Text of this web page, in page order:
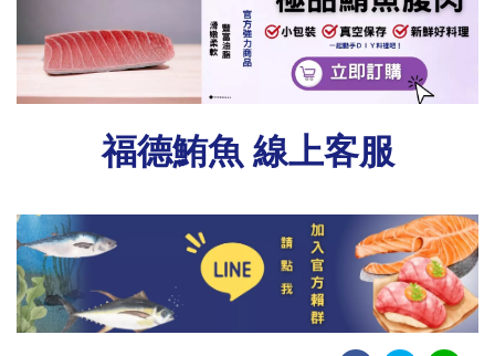
福德鮪魚 線上客服